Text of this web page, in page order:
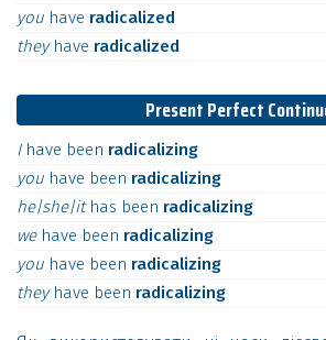
you have radicalized
they have radicalized
Present Perfect
I have been radicalizing
you have been radicalizing
he|she|it has been radicalizing
we have been radicalizing
you have been radicalizing
they have been radicalizing